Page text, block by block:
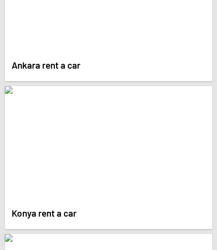
Ankara rent a car
Konya rent a car